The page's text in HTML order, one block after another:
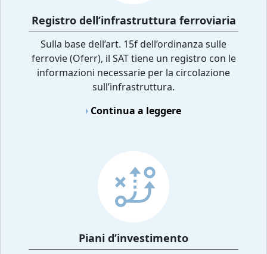
Registro dell’infrastruttura ferroviaria
Sulla base dell’art. 15f dell’ordinanza sulle
ferrovie (Oferr), il SAT tiene un registro con le
informazioni necessarie per la circolazione
sull’infrastruttura.
Continua a leggere
Piani d’investimento